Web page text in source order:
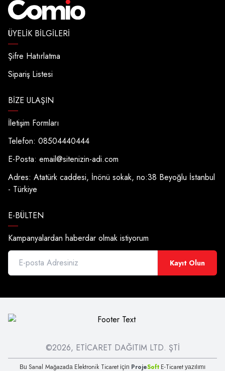
ÜYELIK BILGILERI
Şifre Hatırlatma
Sipariş Listesi
BIZE ULAŞIN
İletişim Formları
Telefon: 08504440444
E-Posta: email@sitenizin-adi.com
Adres: Atatürk caddesi, İnönü sokak, no:38 Beyoğlu İstanbul
- Türkiye
E-BÜLTEN
Kampanyalardan haberdar olmak istiyorum
Kayıt Olun
©2026, ETİCARET DAĞITIM LTD. ŞTİ
Bu Sanal Mağazada Elektronik Ticaret için ProjeSoft E-Ticaret yazılımı